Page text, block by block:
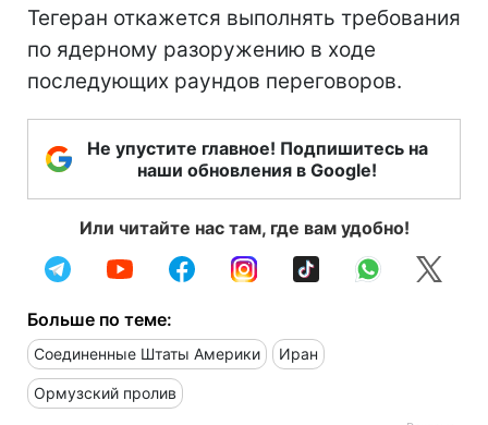
Тегеран откажется выполнять требования
по ядерному разоружению в ходе
последующих раундов переговоров.
Не упустите главное! Подпишитесь на
наши обновления в Google!
Или читайте нас там, где вам удобно!
Больше по теме:
Соединенные Штаты Америки Иран
Ормузский пролив